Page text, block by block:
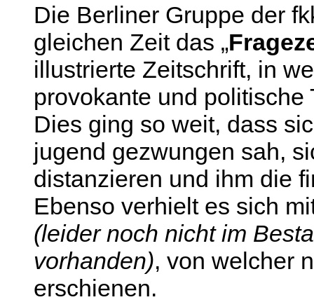
Die Berliner Gruppe der
gleichen Zeit das „
illustrierte Zeitschrift, in
provokante und
Dies ging so weit, dass
jugend gezwungen sah,
distanzieren und ihm die
Ebenso verhielt es sich
(leider noch nicht im
vorhanden), von welcher
erschienen.